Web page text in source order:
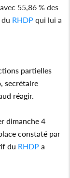
55,86 % des
RHDP qui lui a
partielles
secrétaire
réagir.
dimanche 4
constaté par
du RHDP a